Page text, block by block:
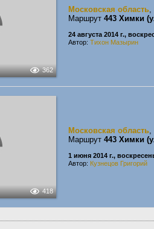
362
Московская область,
Маршрут 443 Химки
24 августа 2014 г.,
Автор: Тихон Мазырин
418
Московская область,
Маршрут 443 Химки
1 июня 2014 г.,
Автор: Кузнецов Григорий